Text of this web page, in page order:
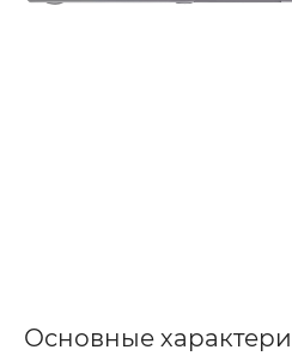
Основные